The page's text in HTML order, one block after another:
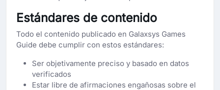
Estándares de contenido
Todo el contenido publicado en Galaxsys Games
Guide debe cumplir con estos estándares:
Ser objetivamente preciso y basado en datos
verificados
Estar libre de afirmaciones engañosas sobre el